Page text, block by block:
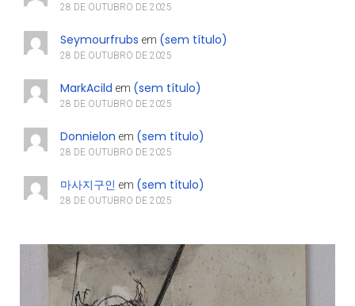
28 DE OUTUBRO DE 2025
Seymourfrubs em (sem título)
28 DE OUTUBRO DE 2025
MarkAcild em (sem título)
28 DE OUTUBRO DE 2025
Donnielon em (sem título)
28 DE OUTUBRO DE 2025
마사지구인 em (sem título)
28 DE OUTUBRO DE 2025